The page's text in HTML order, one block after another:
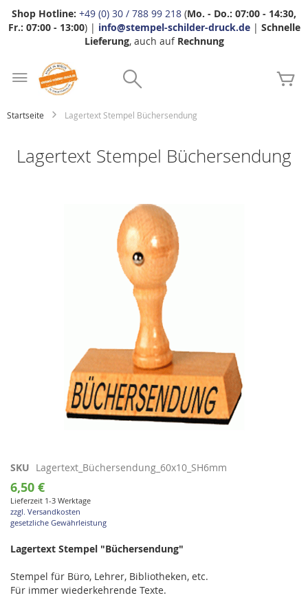
Shop Hotline: +49 (0) 30 / 788 99 218 (Mo. - Do.: 07:00 - 14:30,
Fr.: 07:00 - 13:00) | info@stempel-schilder-druck.de| Schnelle
Lieferung, auch auf Rechnung
Startseite Lagertext Stempel Büchersendung
Lagertext Stempel Büchersendung
Zum
Anfang
der
Bildgalerie
springen
SKU Lagertext_Büchersendung_60x10_SH6mm
6,50 €
Lieferzeit 1-3 Werktage
zzgl. Versandkosten
gesetzliche Gewährleistung
Lagertext Stempel "Büchersendung"
Stempel für Büro, Lehrer, Bibliotheken, etc.
Für immer wiederkehrende Texte.